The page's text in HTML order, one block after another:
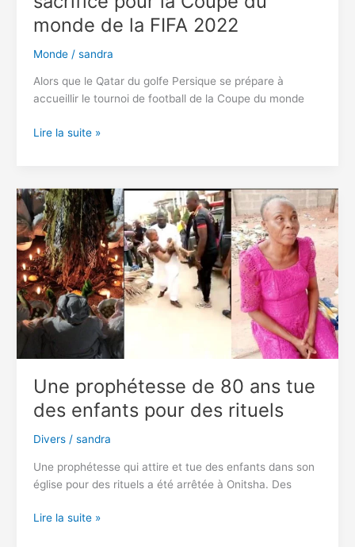
monde de la FIFA 2022
Monde/ sandra
Alors que le Qatar du golfe Persique se prépare à
accueillir le tournoi de football de la Coupe du monde
Le
mirants
en
sacrifice
pour
la
Coupe
du
monde
la
FIFA
2022
Lire la suite »
Une prophétesse de 80 ans tue
des enfants pour des rituels
Divers/ sandra
Une prophétesse qui attire et tue des enfants dans son
église pour des rituels a été arrêtée à Onitsha. Des
Une
Lire la suite »